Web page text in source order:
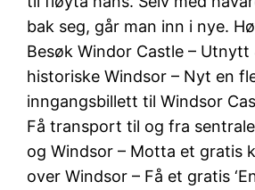
bak seg, går man inn i nye.
Besøk Windor Castle –
historiske Windsor – Nyt en
inngangsbillett til Windsor
Få transport til og fra
og Windsor – Motta et gratis
over Windsor – Få et gratis